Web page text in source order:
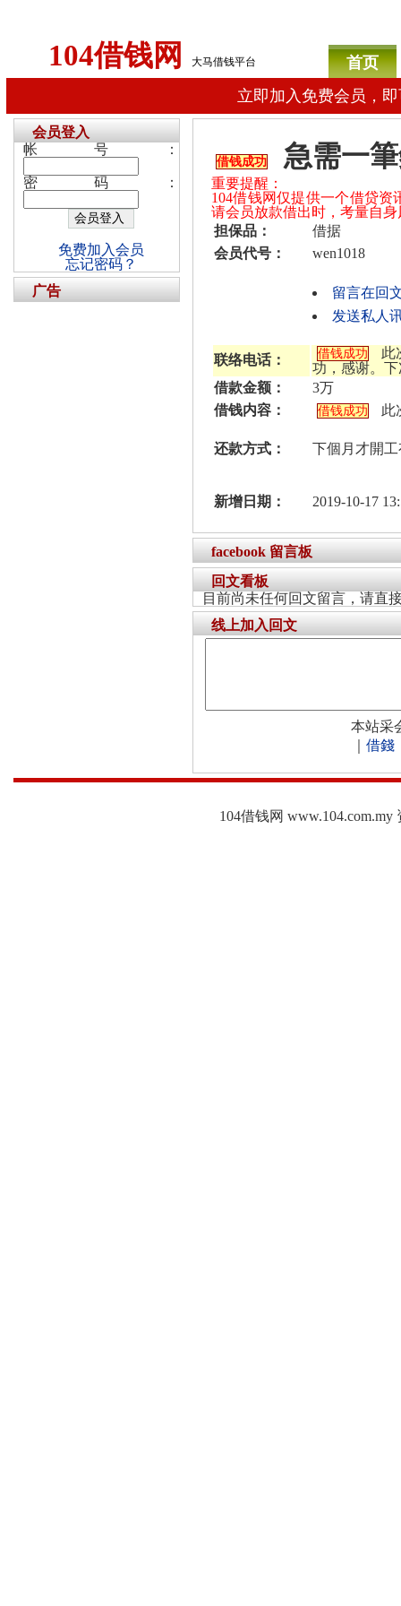
104借钱网 大马借钱平台
首页
立即加入免费会员，
借钱成功 急需一
重要提醒：
104借钱网仅提供一个借贷
请会员放款借出时，考量自
担保品：
借据
会员代号：
wen1018
留言在回
发送私人
联络电话： 借钱成功
此
功，感谢。
借款金额：
3万
借钱内容：
借钱成功 此
还款方式： 下個月才開
新增日期： 2019-10-17
facebook 留言板
回文看板
目前尚未任何回文留言，请直
线上加入回文
本站采
借錢
会员登入
帐号：
密码：
免费加入会员
忘记密码？
广告
104借钱网